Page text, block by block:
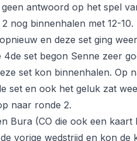
antwoord op het spel
nog binnenhalen met 12-10.
en deze set ging
set begon Senne zeer
set kon binnenhalen. Op
set en ook het geluk zat
naar ronde 2.
Bura (CO die ook een
vorige wedstrijd en kon